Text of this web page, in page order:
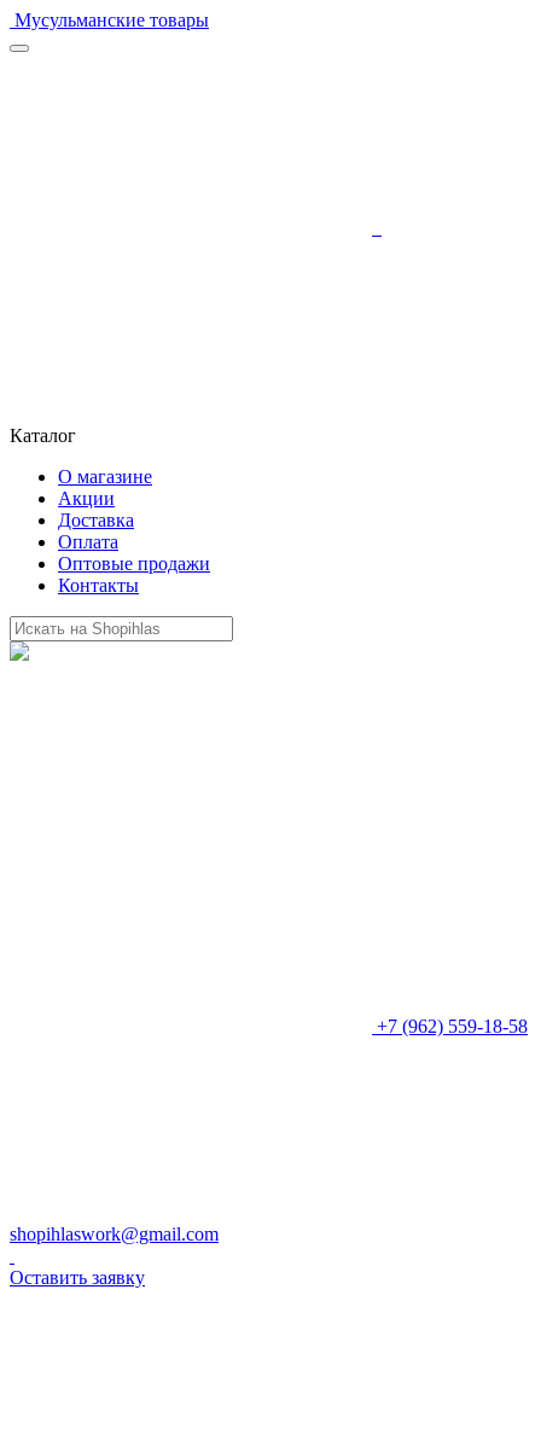
Мусульманские товары
Каталог
О магазине
Акции
Доставка
Оплата
Оптовые продажи
Контакты
+7 (962) 559-18-58
shopihlaswork@gmail.com
Оставить заявку